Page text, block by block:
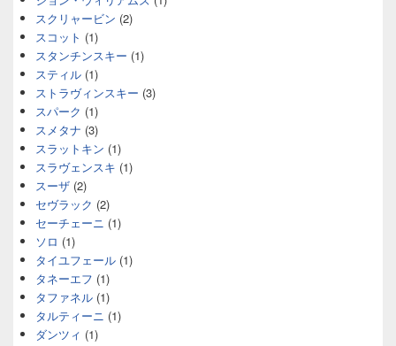
スクリャービン (2)
スコット (1)
スタンチンスキー (1)
スティル (1)
ストラヴィンスキー (3)
スパーク (1)
スメタナ (3)
スラットキン (1)
スラヴェンスキ (1)
スーザ (2)
セヴラック (2)
セーチェーニ (1)
ソロ (1)
タイユフェール (1)
タネーエフ (1)
タファネル (1)
タルティーニ (1)
ダンツィ (1)